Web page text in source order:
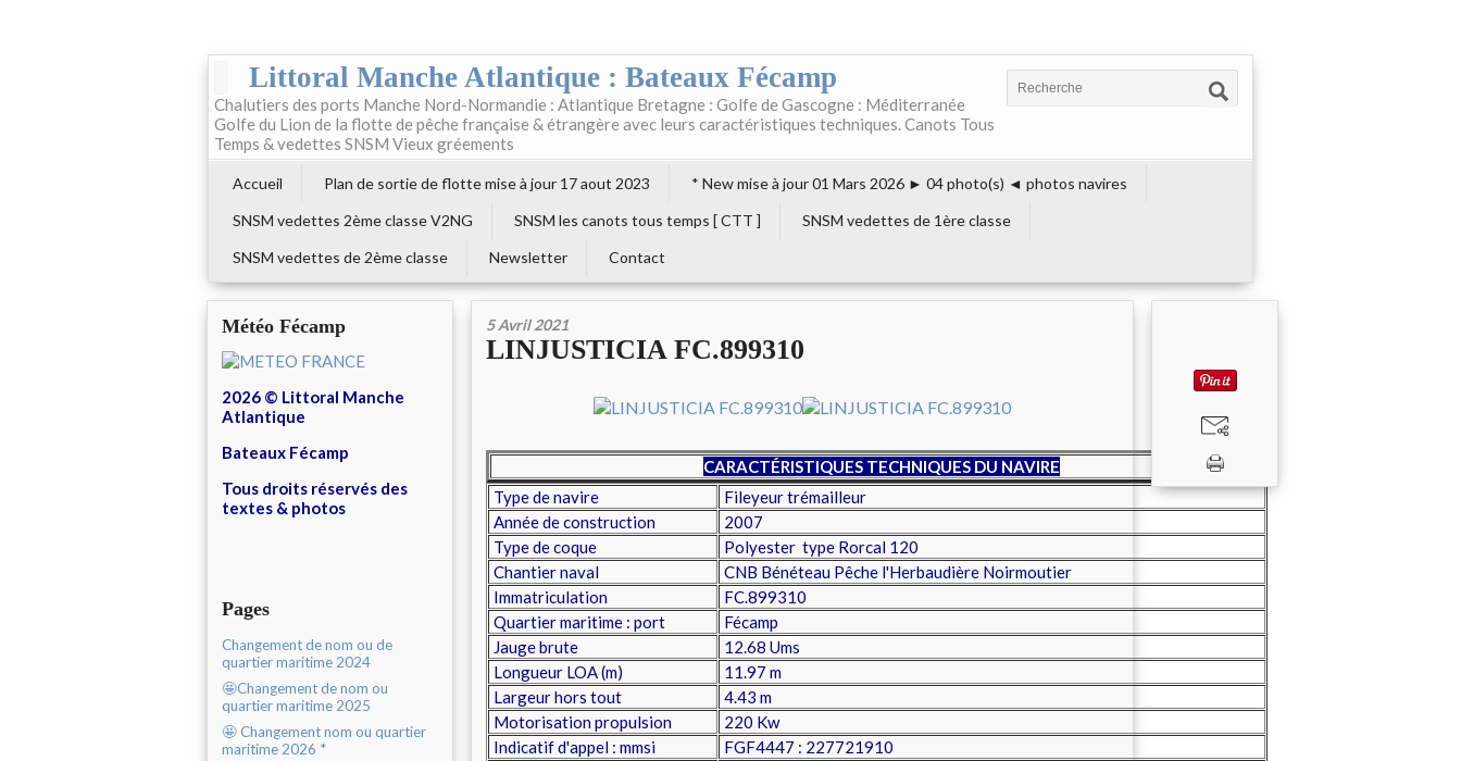
Littoral Manche Atlantique : Bateaux Fécamp
Chalutiers des ports Manche Nord-Normandie : Atlantique Bretagne : Golfe de Gascogne : Méditerranée
Golfe du Lion de la flotte de pêche française & étrangère avec leurs caractéristiques techniques. Canots Tous
Temps & vedettes SNSM Vieux gréements
Accueil Plan de sortie de flotte mise à jour 17 aout 2023
* New mise à jour 01 Mars 2026 ► 04 photo(s) ◄ photos navires
SNSM vedettes 2ème classe V2NG
SNSM les canots tous temps [ CTT ]
SNSM vedettes de 1ère classe
SNSM vedettes de 2ème classe
Newsletter Contact
Météo Fécamp
2026 © Littoral Manche
Atlantique
Bateaux Fécamp
Tous droits réservés des
textes & photos
Pages
Changement de nom ou de
quartier maritime 2024
🤩Changement de nom ou
quartier maritime 2025
🤩 Changement nom ou quartier
maritime 2026 *
5 Avril 2021
LINJUSTICIA FC.899310
CARACTÉRISTIQUES TECHNIQUES DU NAVIRE
Type de navire
Fileyeur trémailleur
Année de construction
2007
Type de coque
Polyester type Rorcal 120
Chantier naval
CNB Bénéteau Pêche l'Herbaudière Noirmoutier
Immatriculation
FC.899310
Quartier maritime : port
Fécamp
Jauge brute
12.68 Ums
Longueur LOA (m)
11.97 m
Largeur hors tout
4.43 m
Motorisation propulsion
220 Kw
Indicatif d'appel : mmsi
FGF4447 : 227721910